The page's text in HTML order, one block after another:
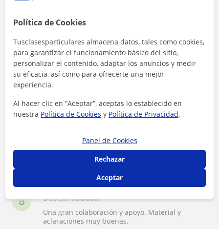
52 valoraciones de alumnos y ex-
alumnos de Jaiden Academy
B
Eva T y otras 51 personas recomiendan a
Jaiden Academy
persona, faltan más profedores como ella
B Basem sabbah ★★★★★
Una gran colaboración y apoyo. Material y
aclaraciones muy buenas.
Política de Cookies
Tusclasesparticulares almacena datos, tales como cookies,
para garantizar el funcionamiento básico del sitio,
personalizar el contenido, adaptar los anuncios y medir
su eficacia, así como para ofrecerte una mejor
experiencia.
Al hacer clic en “Aceptar”, aceptas lo establecido en
nuestra Política de Cookies y Política de Privacidad.
Panel de Cookies
Rechazar
Aceptar